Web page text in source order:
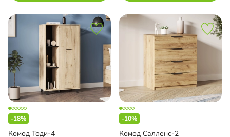
-18%
Комод Тоди-4
-10%
Комод Салленс-2